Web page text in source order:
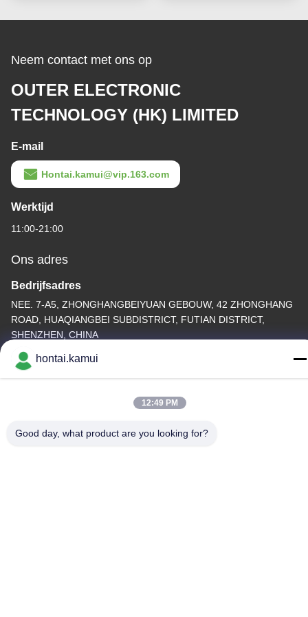
Neem contact met ons op
OUTER ELECTRONIC
TECHNOLOGY (HK) LIMITED
E-mail
Hontai.kamui@vip.163.com
Werktijd
11:00-21:00
Ons adres
Bedrijfsadres
NEE. 7-A5, ZHONGHANGBEIYUAN GEBOUW, 42 ZHONGHANG
ROAD, HUAQIANGBEI SUBDISTRICT, FUTIAN DISTRICT,
SHENZHEN, CHINA
Fabrieksadres
hontai.kamui
12:49 PM
Good day, what product are you looking for?